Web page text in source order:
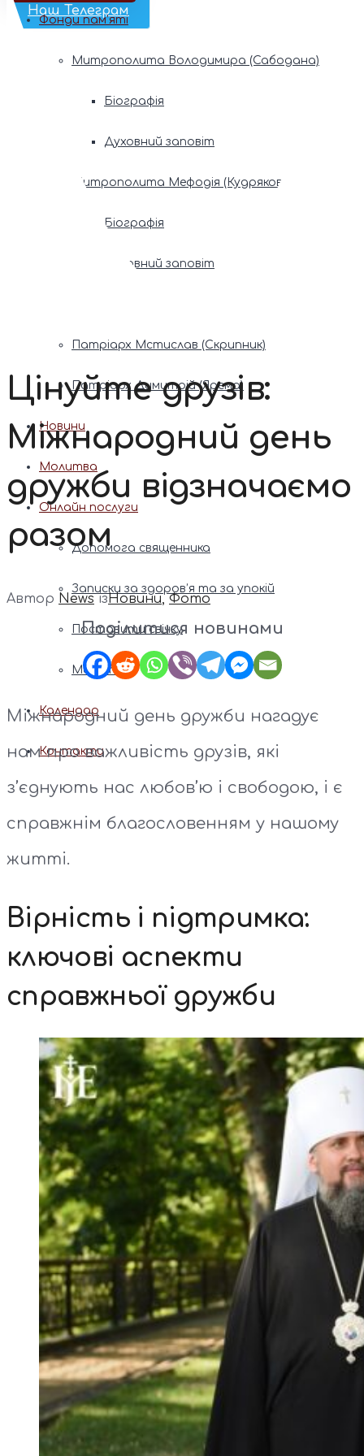
Наш Телеграм
Фонди пам’яті
Митрополита Володимира (Сабодана)
Біографія
Духовний заповіт
Митрополита Мефодія (Кудрякова)
Біографія
Духовний заповіт
Патріарх Мстислав (Скрипник)
Патріарх Димитрій (Ярема)
Новини
Молитва
Онлайн послуги
Допомога священника
Записки за здоров’я та за упокій
Поставити свічку
Молитви
Календар
Контакти
Цінуйте друзів:
Міжнародний день
дружби відзначаємо
разом
Автор News ізНовини,Фото
Поділитися новинами
Міжнародний день дружби нагадує
нам про важливість друзів, які
з’єднують нас любов’ю і свободою, і є
справжнім благословенням у нашому
житті.
Вірність і підтримка:
ключові аспекти
справжньої дружби